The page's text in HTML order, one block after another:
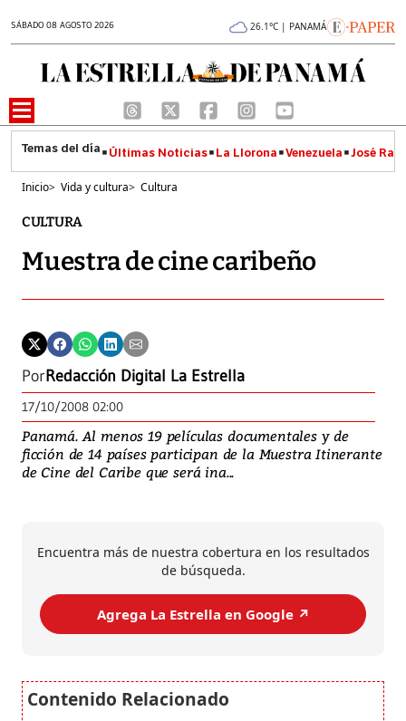
SÁBADO 08 AGOSTO 2026 26.1°C | PANAMÁ
Últimas Noticias La Llorona Venezuela José
Inicio> Vida y cultura> Cultura
CULTURA
Muestra de cine caribeño
PorRedacción Digital La Estrella
17/10/2008 02:00
Panamá. Al menos 19 películas documentales y de
ficción de 14 países participan de la Muestra Itinerante
de Cine del Caribe que será ina...
Encuentra más de nuestra cobertura en los resultados
de búsqueda.
Agrega La Estrella en Google ↗️